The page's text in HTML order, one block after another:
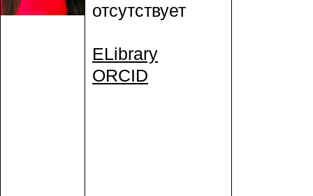
отсутствует
ELibrary
ORCID